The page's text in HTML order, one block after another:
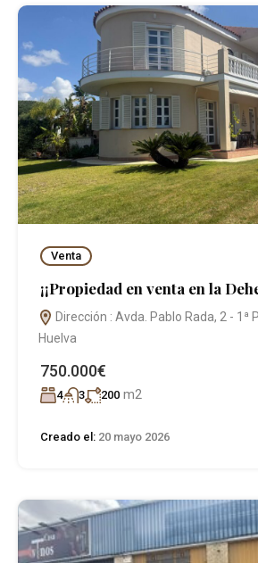
Venta
¡¡Propiedad en venta en la
Dirección : Avda. Pablo Rada, 2 - 1ª
Huelva
750.000€
4 3 200 m2
Creado el: 20 mayo 2026